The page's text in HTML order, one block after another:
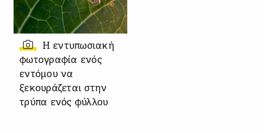
Η εντυπωσιακή
φωτογραφία ενός
εντόμου να
ξεκουράζεται στην
τρύπα ενός φύλλου